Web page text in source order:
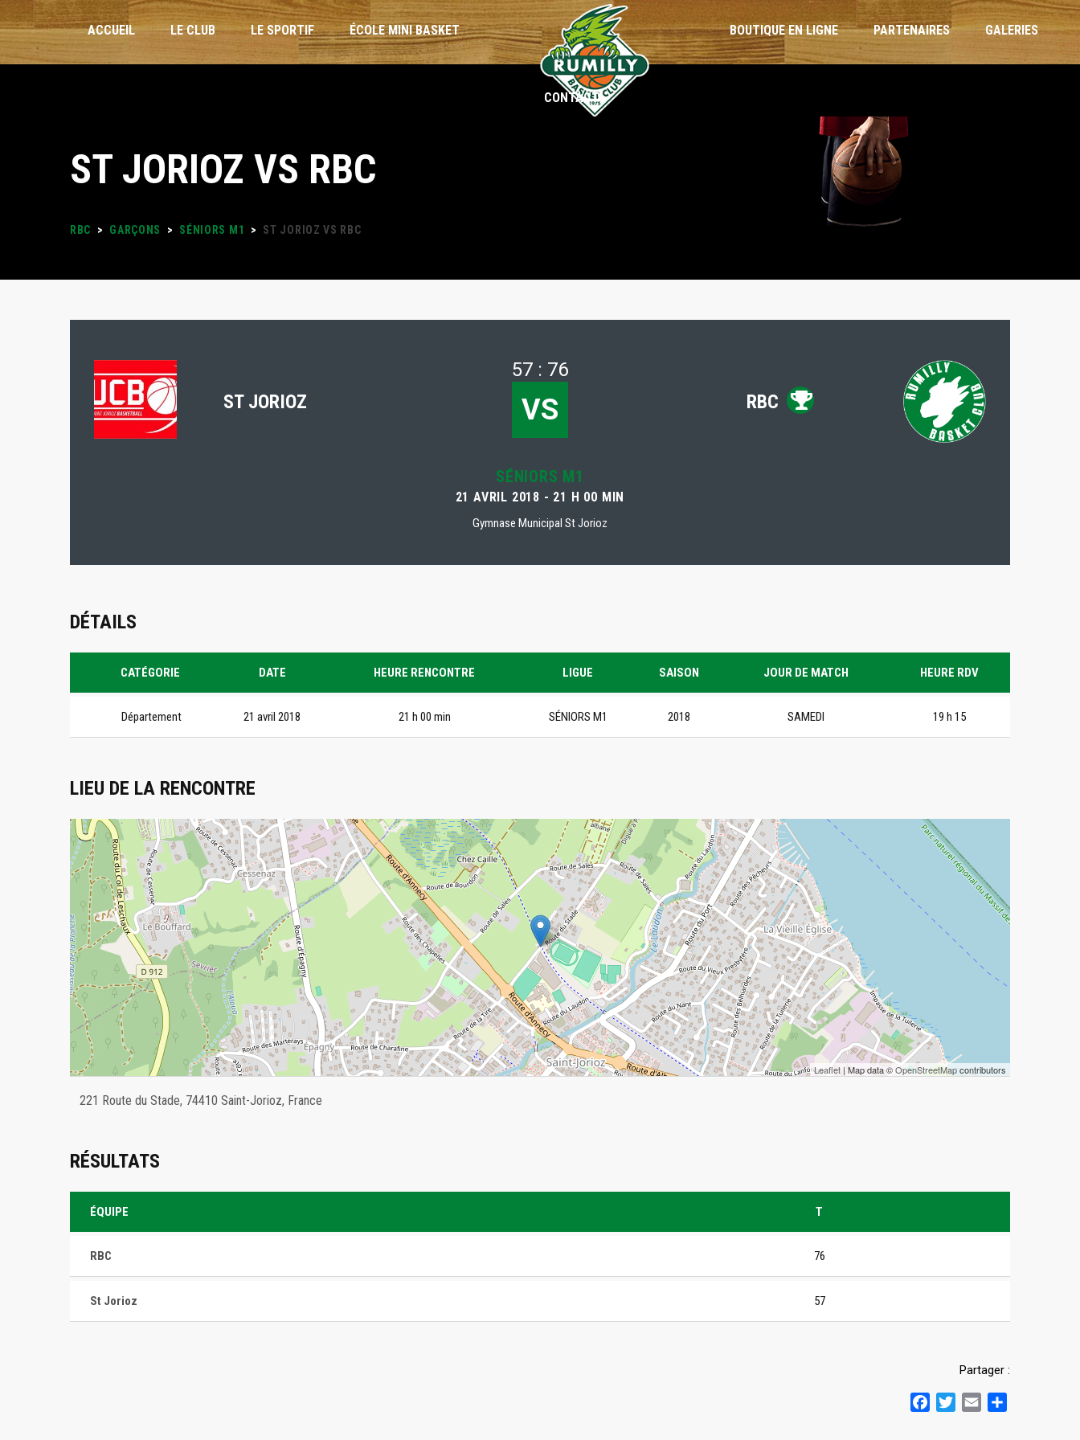
ACCUEIL LE CLUB LE SPORTIF
STAGES VACANCES
PLANNING DES ENTRAÎNEMENTS
LOISIRS LOISIRS LOISIRS
ARBITRES ET OTM
RÈGLEMENT INTÉRIEUR
CHARTE DE L’ENTRAÎNEUR
CHARTE PARENTS
ÉCOLE MINI BASKET BOUTIQUE EN LIGNE PARTENAIRES GALERIES
CONTACT
ST JORIOZ VS RBC
RBC > GARÇONS > SÉNIORS M1 > ST JORIOZ VS RBC
ST JORIOZ
57 : 76
VS RBC
SÉNIORS M1
21 AVRIL 2018 - 21 H 00 MIN
Gymnase Municipal St Jorioz
DÉTAILS
CATÉGORIE DATE HEURE RENCONTRE LIGUE SAISON JOUR DE MATCH HEURE RDV
Département 21 avril 2018 21 h 00 min SÉNIORS M1 2018 SAMEDI 19 h 15
LIEU DE LA RENCONTRE
Leaflet| Map data ©OpenStreetMapcontributors
221 Route du Stade, 74410 Saint-Jorioz, France
RÉSULTATS
ÉQUIPE T
RBC 76
St Jorioz 57
Partager :
FacebookTwitterEmail